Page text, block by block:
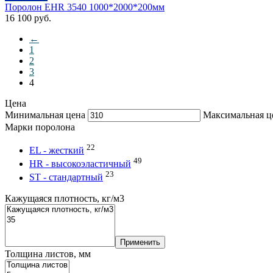
Поролон EHR 3540 1000*2000*200мм
16 100 руб.
←
1
2
3
4
Цена
Минимальная цена
Максимальная
Марки поролона
EL - жесткий 22
HR - высокоэластичный 49
ST - стандартный 23
Кажущаяся плотность, кг/м3
Применить
Толщина листов, мм